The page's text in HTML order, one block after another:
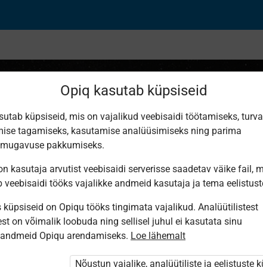
Opiq kasutab küpsiseid
küpsiseid, mis on vajalikud veebisaidi töötamiseks,
tagamiseks, kasutamise analüüsimiseks ning parima
pakkumiseks.
kasutaja arvutist veebisaidi serverisse saadetav väike fail,
veebisaidi tööks vajalikke andmeid kasutaja ja tema
küpsiseid on Opiqu tööks tingimata vajalikud. Analüütilistest
on võimalik loobuda ning sellisel juhul ei kasutata sinu
Opiqu arendamiseks. Loe lähemalt
Nõustun vajalike, analüütiliste ja eelistuste